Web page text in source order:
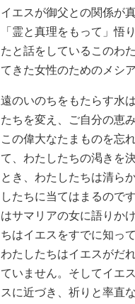
エスが御父との関係が
霊と真理をもって」悟
と話をしているこのわ
きた女性のためのメシ
のいのちをもたらす水
ちを変え、ご自分の恵
の偉大なたまものを忘
、わたしたちの渇きを
き、わたしたちは清ら
たちに当てはまるので
サマリアの女に語りか
はイエスをすでに知っ
たしたちはイエスがだ
いません。そしてイエ
に近づき、祈りと率直